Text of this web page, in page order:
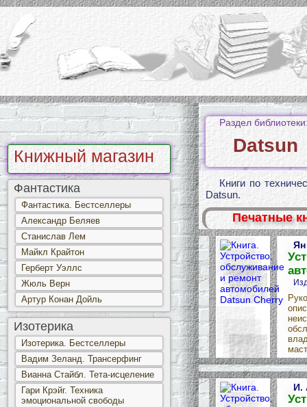
Книжный магазин
Фантастика
Фантастика. Бестселлеры
Александр Беляев
Станислав Лем
Майкл Крайтон
Герберт Уэллс
Жюль Верн
Артур Конан Дойль
Изотерика
Изотерика. Бестселлеры
Вадим Зеланд. Трансерфинг
Вианна Стайбл. Тета-исцеление
Гари Крэйг. Техника
эмоциональной свободы
Раздел
Datsun
Книги по
Datsun.
Печатные
И.